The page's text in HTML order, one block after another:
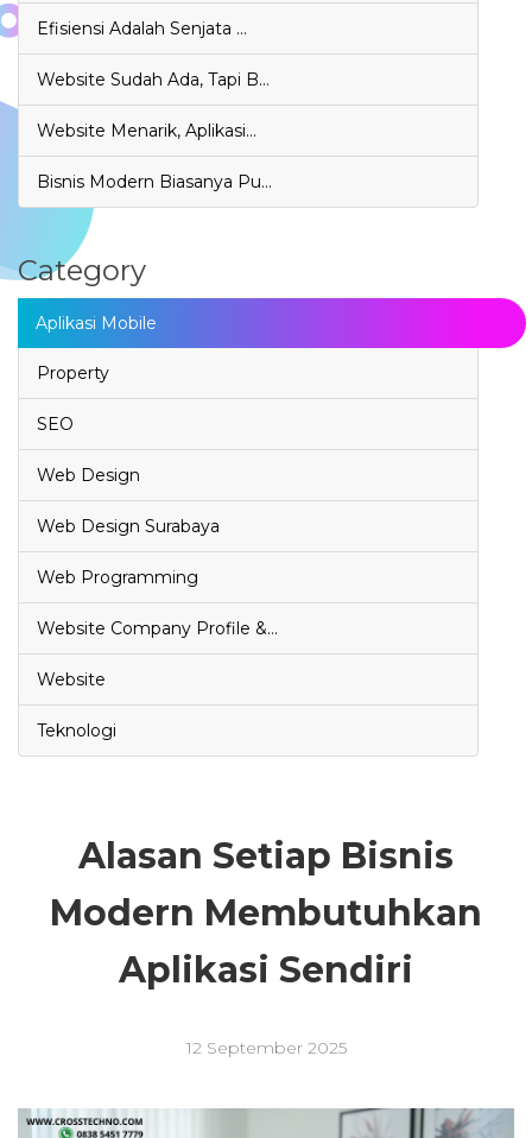
Efisiensi Adalah Senjata …
Website Sudah Ada, Tapi B…
Website Menarik, Aplikasi…
Bisnis Modern Biasanya Pu…
Category
Aplikasi Mobile
Property
SEO
Web Design
Web Design Surabaya
Web Programming
Website Company Profile &…
Website
Teknologi
Alasan Setiap Bisnis
Modern Membutuhkan
Aplikasi Sendiri
12 September 2025